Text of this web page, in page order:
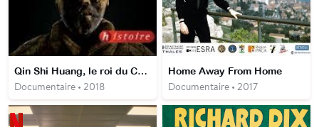
Qin Shi Huang, le roi du Céleste Empire
Documentaire • 2018
Home Away From Home
Documentaire • 2017